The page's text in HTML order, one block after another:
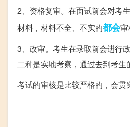
2、资格复审。在面试前会对考
材料，材料不全、不实的都会审
3、政审。考生在录取前会进行
二种是实地考察，通过去到考生
考试的审核是比较严格的，会贯